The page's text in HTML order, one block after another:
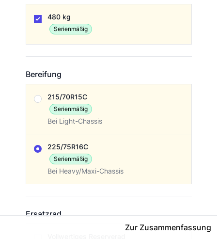
480 kg
Serienmäßig
Bereifung
215/70R15C
Serienmäßig
Bei Light-Chassis
225/75R16C
Serienmäßig
Bei Heavy/Maxi-Chassis
Ersatzrad
Zur Zusammenfassung